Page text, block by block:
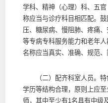
学科、精神（心理）科、五
称应当与诊疗科目相匹配。
压、糖尿病、慢阻肺、疼痛
等专病专科服务能力和老年
名称应当真实、准确、规范、
（二）配齐科室人员。特
学历等结构合理，原则上应
师，其中至少有1名具有中级